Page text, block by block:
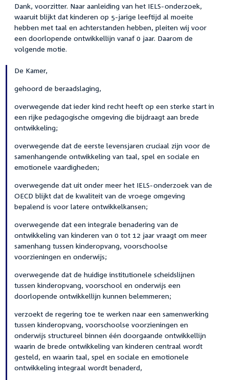
Dank, voorzitter. Naar aanleiding van het IELS-onderzoek,
waaruit blijkt dat kinderen op 5-jarige leeftijd al moeite
hebben met taal en achterstanden hebben, pleiten wij voor
een doorlopende ontwikkellijn vanaf 0 jaar. Daarom de
volgende motie.
De Kamer,
gehoord de beraadslaging,
overwegende dat ieder kind recht heeft op een sterke start in
een rijke pedagogische omgeving die bijdraagt aan brede
ontwikkeling;
overwegende dat de eerste levensjaren cruciaal zijn voor de
samenhangende ontwikkeling van taal, spel en sociale en
emotionele vaardigheden;
overwegende dat uit onder meer het IELS-onderzoek van de
OECD blijkt dat de kwaliteit van de vroege omgeving
bepalend is voor latere ontwikkelkansen;
overwegende dat een integrale benadering van de
ontwikkeling van kinderen van 0 tot 12 jaar vraagt om meer
samenhang tussen kinderopvang, voorschoolse
voorzieningen en onderwijs;
overwegende dat de huidige institutionele scheidslijnen
tussen kinderopvang, voorschool en onderwijs een
doorlopende ontwikkellijn kunnen belemmeren;
verzoekt de regering toe te werken naar een samenwerking
tussen kinderopvang, voorschoolse voorzieningen en
onderwijs structureel binnen één doorgaande ontwikkellijn
waarin de brede ontwikkeling van kinderen centraal wordt
gesteld, en waarin taal, spel en sociale en emotionele
ontwikkeling integraal wordt benaderd,